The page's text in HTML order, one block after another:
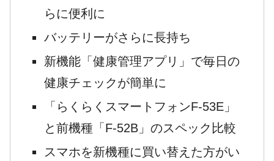
らに便利に
バッテリーがさらに長持ち
新機能「健康管理アプリ」で毎日の
健康チェックが簡単に
「らくらくスマートフォンF-53E」
と前機種「F-52B」のスペック比較
スマホを新機種に買い替えた方がい